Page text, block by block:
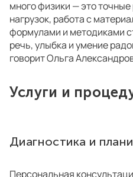
много физики — это
нагрузок, работа с
формулами и методиками
речь, улыбка и умение
говорит Ольга
Услуги и
Диагностика и
Персональная